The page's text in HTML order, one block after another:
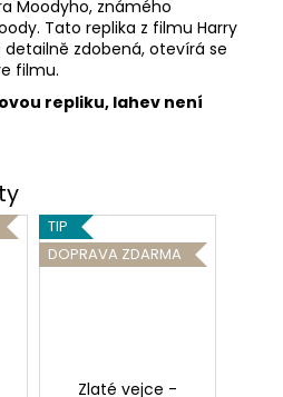
Moodyho, známého
Tato replika z filmu Harry
zdobená, otevírá se
filmu.
repliku, lahev není
TIP
DOPRAVA ZDARMA
Zlaté vejce -